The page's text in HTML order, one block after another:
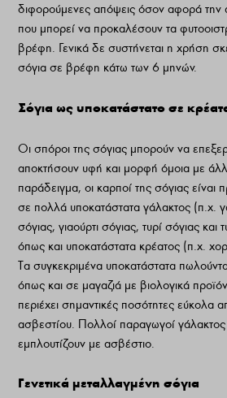
διφορούμενες απόψεις όσον αφορά την
που μπορεί να προκαλέσουν τα
βρέφη. Γενικά δε συστήνεται η χρήση
σόγια σε βρέφη κάτω των 6 μηνών.
Σόγια ως υποκατάστατο σε
Οι σπόροι της σόγιας μπορούν να
αποκτήσουν υφή και μορφή όμοια με
παράδειγμα, οι καρποί της σόγιας είναι
σε πολλά υποκατάστατα γάλακτος (π.χ.
σόγιας, γιαούρτι σόγιας, τυρί σόγιας
όπως και υποκατάστατα κρέατος (π.χ.
Τα συγκεκριμένα υποκατάστατα
όπως και σε μαγαζιά με βιολογικά
περιέχει σημαντικές ποσότητες εύκολα
ασβεστίου. Πολλοί παραγωγοί γάλακτος
εμπλουτίζουν με ασβέστιο.
Γενετικά μεταλλαγμένη σόγια